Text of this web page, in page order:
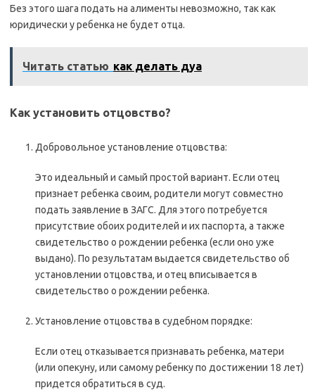
Без этого шага подать на алименты невозможно, так как
юридически у ребенка не будет отца.
Читать статью как делать дуа
Как установить отцовство?
Добровольное установление отцовства:
Это идеальный и самый простой вариант. Если отец
признает ребенка своим, родители могут совместно
подать заявление в ЗАГС. Для этого потребуется
присутствие обоих родителей и их паспорта, а также
свидетельство о рождении ребенка (если оно уже
выдано). По результатам выдается свидетельство об
установлении отцовства, и отец вписывается в
свидетельство о рождении ребенка.
Установление отцовства в судебном порядке:
Если отец отказывается признавать ребенка, матери
(или опекуну, или самому ребенку по достижении 18 лет)
придется обратиться в суд.